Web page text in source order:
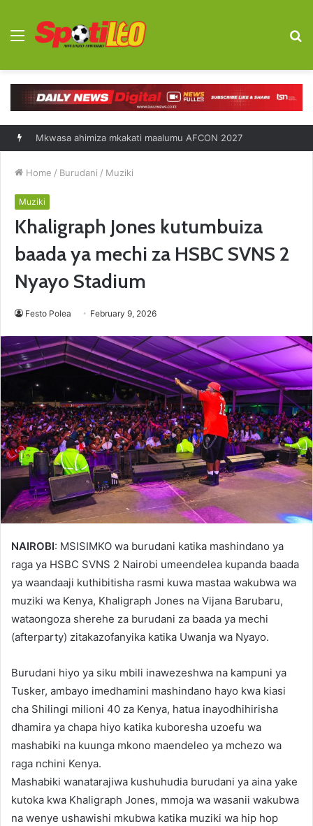
Menu
Home / Burudani / Muziki
Muziki
Khaligraph Jones kutumbuiza
baada ya mechi za HSBC SVNS 2
Nyayo Stadium
Festo Polea February 9, 2026
NAIROBI: MSISIMKO wa burudani katika mashindano ya
raga ya HSBC SVNS 2 Nairobi umeendelea kupanda baada
ya waandaaji kuthibitisha rasmi kuwa mastaa wakubwa wa
muziki wa Kenya, Khaligraph Jones na Vijana Barubaru,
wataongoza sherehe za burudani za baada ya mechi
(afterparty) zitakazofanyika katika Uwanja wa Nyayo.
Burudani hiyo ya siku mbili inawezeshwa na kampuni ya
Tusker, ambayo imedhamini mashindano hayo kwa kiasi
cha Shilingi milioni 40 za Kenya, hatua inayodhihirisha
dhamira ya chapa hiyo katika kuboresha uzoefu wa
mashabiki na kuunga mkono maendeleo ya mchezo wa
raga nchini Kenya.
Mashabiki wanatarajiwa kushuhudia burudani ya aina yake
kutoka kwa Khaligraph Jones, mmoja wa wasanii wakubwa
na wenye ushawishi mkubwa katika muziki wa hip hop